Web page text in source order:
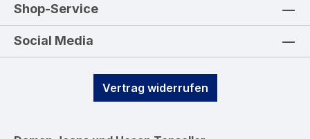
Shop-Service
Social Media
Vertrag widerrufen